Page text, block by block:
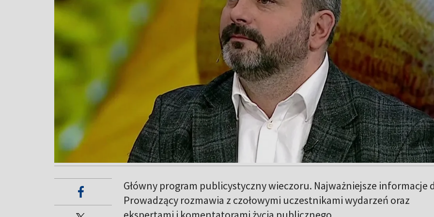
Główny program publicystyczny wieczoru. Najważniejsze informacje
Prowadzący rozmawia z czołowymi uczestnikami wydarzeń oraz